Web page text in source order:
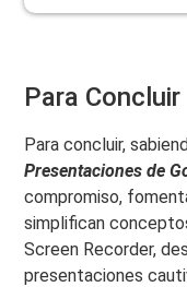
Para Concluir
Para concluir,
Presentaciones de
compromiso,
simplifican
Screen Recorder,
presentaciones